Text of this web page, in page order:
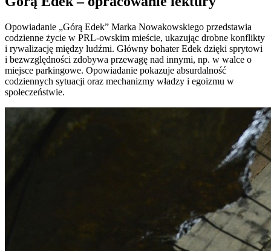
Opowiadanie „Górą Edek” Marka Nowakowskiego przedstawia
codzienne życie w PRL-owskim mieście, ukazując drobne konflikty
i rywalizację między ludźmi. Główny bohater Edek dzięki sprytowi
i bezwzględności zdobywa przewagę nad innymi, np. w walce o
miejsce parkingowe. Opowiadanie pokazuje absurdalność
codziennych sytuacji oraz mechanizmy władzy i egoizmu w
społeczeństwie.